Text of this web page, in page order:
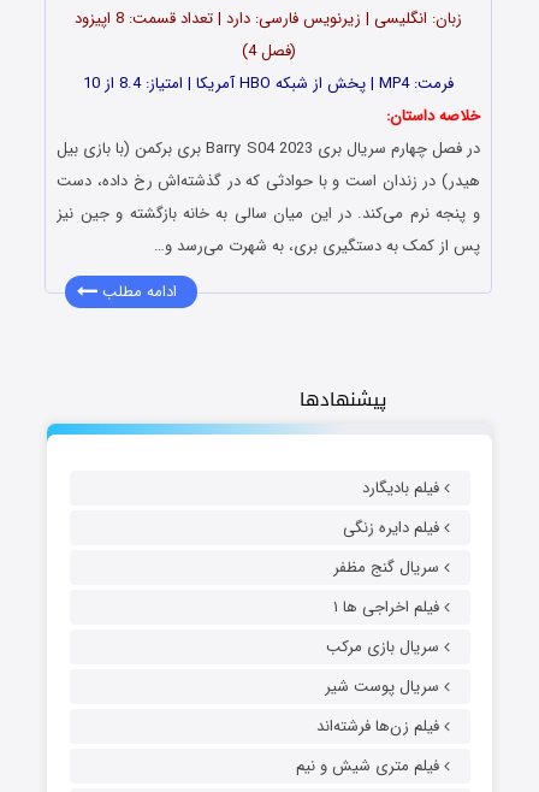
پیشنهادها
فیلم بادیگارد
فیلم دایره زنگی
سریال گنج مظفر
فیلم اخراجی ها ۱
سریال بازی مرکب
سریال پوست شیر
فیلم زن‌ها فرشته‌اند
فیلم متری شیش و نیم
زبان: انگلیسی | زیرنویس فارسی: دارد | تعداد قسمت‌: 8 اپیزود
(فصل 4)
فرمت: MP4 | پخش از شبکه HBO آمریکا | امتیاز: 8.4 از 10
خلاصه داستان:
در فصل چهارم سریال بری Barry S04 2023 بری برکمن (با بازی بیل
هیدر) در زندان است و با حوادثی که در گذشته‌اش رخ داده، دست
و پنجه نرم می‌کند. در این میان سالی به خانه بازگشته و جین نیز
پس از کمک به دستگیری بری، به شهرت می‌رسد و…
ادامه مطلب